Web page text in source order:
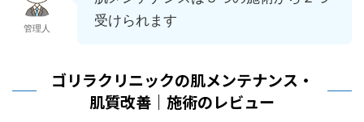
管理人
受けられます
ゴリラクリニックの肌メンテナンス・
肌質改善｜施術のレビュー